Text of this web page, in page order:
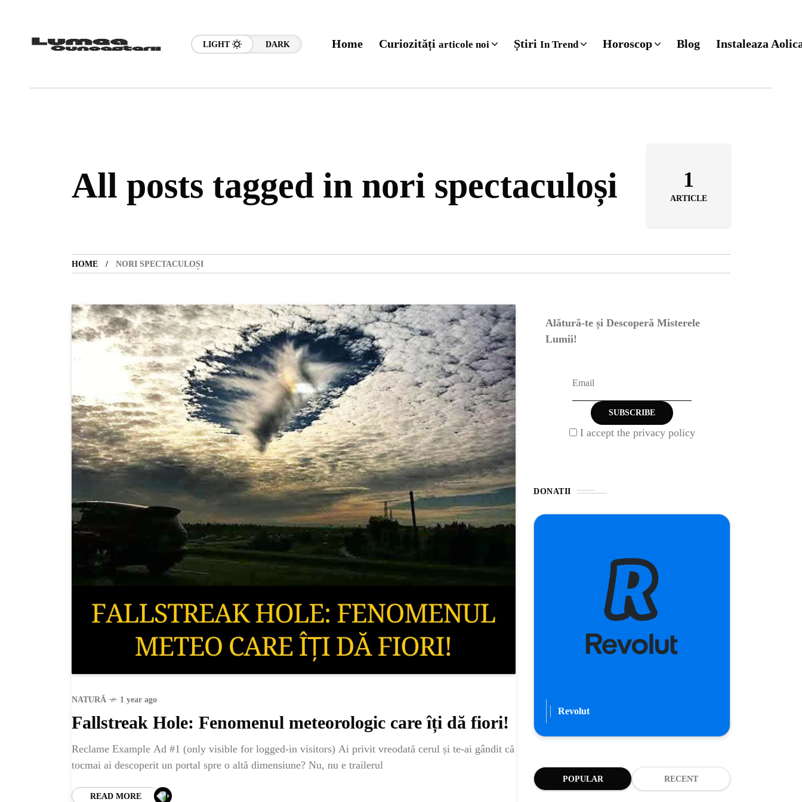
LIGHT DARK Home Curiozități articole noi Știri In Trend Horoscop Blog Instaleaza
All posts tagged in nori spectaculoși 1
ARTICLE
HOME NORI SPECTACULOȘI
NATURĂ 1 year ago
Fallstreak Hole: Fenomenul meteorologic care îți dă fiori!
Reclame Example Ad #1 (only visible for logged-in visitors) Ai privit vreodată cerul și te-ai gândit că
tocmai ai descoperit un portal spre o altă dimensiune? Nu, nu e trailerul
READ MORE
Alătură-te și Descoperă Misterele
Lumii!
I accept the privacy policy
DONATII
Revolut
POPULAR RECENT